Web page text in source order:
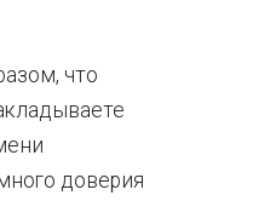
что
доверия